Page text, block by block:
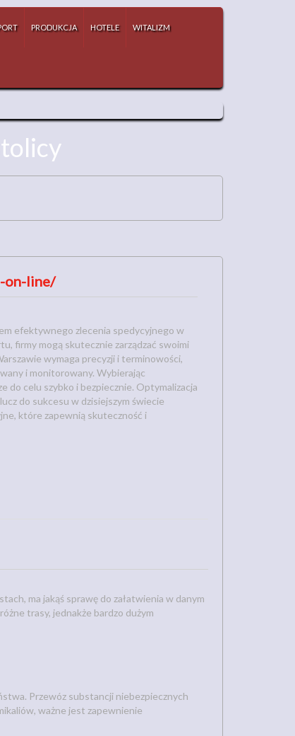
PRODUKCJA HOTELE WITALIZM
on-line/
efektywnego zlecenia spedycyjnego w
firmy mogą skutecznie zarządzać swoimi
wymaga precyzji i terminowości,
i monitorowany. Wybierając
do celu szybko i bezpiecznie. Optymalizacja
do sukcesu w dzisiejszym świecie
które zapewnią skuteczność i
ma jakąś sprawę do załatwienia w danym
trasy, jednakże bardzo dużym
Przewóz substancji niebezpiecznych
ważne jest zapewnienie